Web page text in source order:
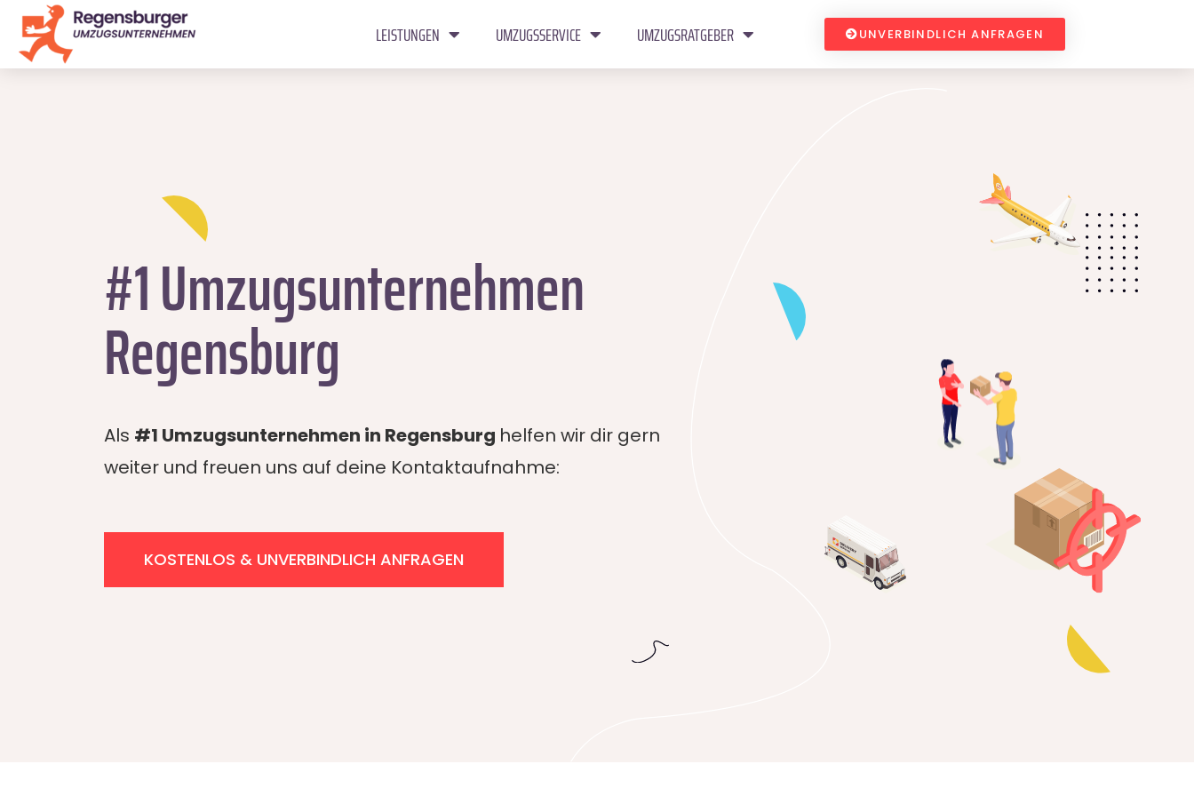
LEISTUNGEN UMZUGSSERVICE UMZUGSRATGEBER UNVERBINDLICH ANFRAGEN
#1 Umzugsunternehmen
Regensburg
Als #1 Umzugsunternehmen in Regensburg helfen wir dir gern
weiter und freuen uns auf deine Kontaktaufnahme:
KOSTENLOS & UNVERBINDLICH ANFRAGEN